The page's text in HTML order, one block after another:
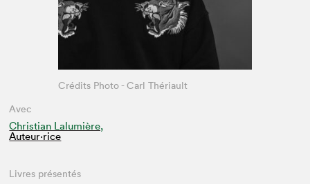
Avec
Christian Lalumière,
Auteur·rice
Crédits Photo - Carl Thériault
Livres présentés